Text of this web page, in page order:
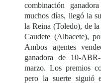
combinación
muchos días, llegó la
la Reina (Toledo), de
Caudete (Albacete),
Ambos agentes
ganadora de 10-
marzo. Los premios
pero la suerte siguió